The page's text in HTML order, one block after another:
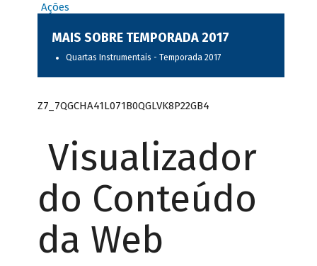
Ações
MAIS SOBRE TEMPORADA 2017
Quartas Instrumentais - Temporada 2017
Z7_7QGCHA41L071B0QGLVK8P22GB4
Visualizador
do Conteúdo
da Web